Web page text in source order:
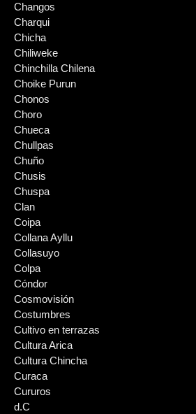
Changos
Charqui
Chicha
Chiliweke
Chinchilla Chilena
Choike Purun
Chonos
Choro
Chueca
Chullpas
Chuño
Chusis
Chuspa
Clan
Coipa
Collana Ayllu
Collasuyo
Colpa
Cóndor
Cosmovisión
Costumbres
Cultivo en terrazas
Cultura Arica
Cultura Chincha
Curaca
Cururos
d.C